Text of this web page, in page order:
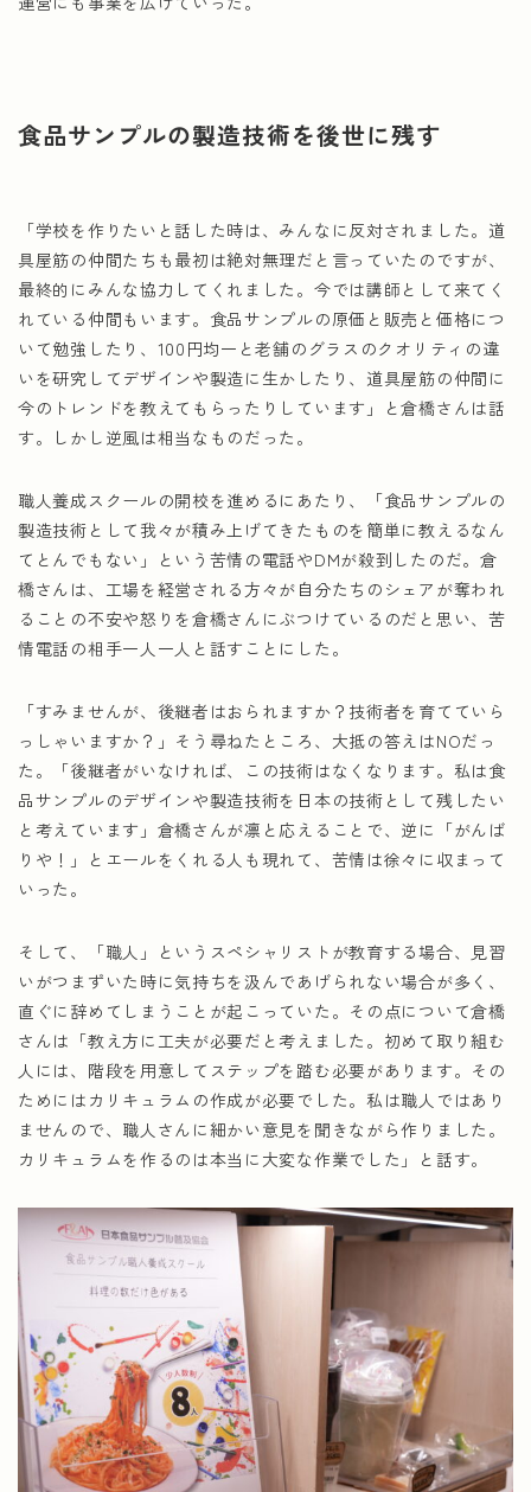
食品サンプルの製造技術を後世に残す
「学校を作りたいと話した時は、みんなに反対されました。道
具屋筋の仲間たちも最初は絶対無理だと言っていたのですが、
最終的にみんな協力してくれました。今では講師として来てく
れている仲間もいます。食品サンプルの原価と販売と価格につ
いて勉強したり、100円均一と老舗のグラスのクオリティの違
いを研究してデザインや製造に生かしたり、道具屋筋の仲間に
今のトレンドを教えてもらったりしています」と倉橋さんは話
す。しかし逆風は相当なものだった。
職人養成スクールの開校を進めるにあたり、「食品サンプルの
製造技術として我々が積み上げてきたものを簡単に教えるなん
てとんでもない」という苦情の電話やDMが殺到したのだ。倉
橋さんは、工場を経営される方々が自分たちのシェアが奪われ
ることの不安や怒りを倉橋さんにぶつけているのだと思い、苦
情電話の相手一人一人と話すことにした。
「すみませんが、後継者はおられますか？技術者を育てていら
っしゃいますか？」そう尋ねたところ、大抵の答えはNOだっ
た。「後継者がいなければ、この技術はなくなります。私は食
品サンプルのデザインや製造技術を日本の技術として残したい
と考えています」倉橋さんが凛と応えることで、逆に「がんば
りや！」とエールをくれる人も現れて、苦情は徐々に収まって
いった。
そして、「職人」というスペシャリストが教育する場合、見習
いがつまずいた時に気持ちを汲んであげられない場合が多く、
直ぐに辞めてしまうことが起こっていた。その点について倉橋
さんは「教え方に工夫が必要だと考えました。初めて取り組む
人には、階段を用意してステップを踏む必要があります。その
ためにはカリキュラムの作成が必要でした。私は職人ではあり
ませんので、職人さんに細かい意見を聞きながら作りました。
カリキュラムを作るのは本当に大変な作業でした」と話す。